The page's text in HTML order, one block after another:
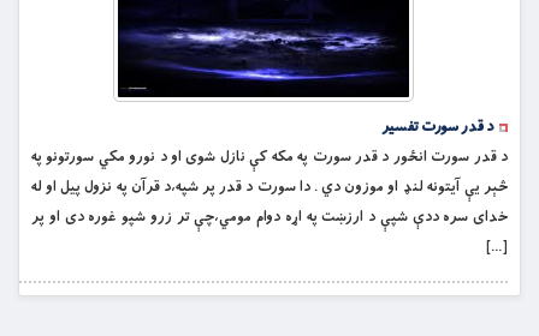
د قدر سورت تفسیر
د قدر سورت انځور د قدر سورت په مکه کې نازل شوى او د نورو مکي سورتونو په
څېر يې آيتونه لنډ او موزون دي . دا سورت د قدر پر شپه،د قرآن په نزول پيل او له
خداى سره ددې شپې ‏د ارزښت په اړه ‏دوام مومي،چې تر زرو شپو غوره دى‏ ‏او پر
[…]